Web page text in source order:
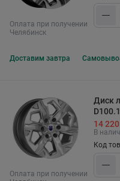
Оплата при получении
Челябинск
Доставим завтра
Оплата при получении
Диск
14
В
Код